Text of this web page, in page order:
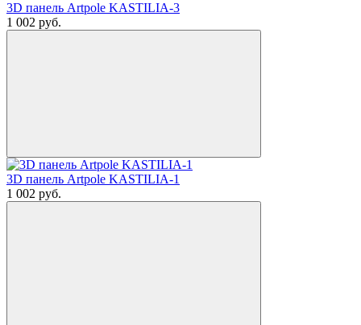
3D панель Artpole KASTILIA-3
1 002 руб.
3D панель Artpole KASTILIA-1
1 002 руб.